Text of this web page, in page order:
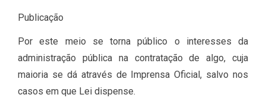
Publicação
Por este meio se torna público o interesses da
administração pública na contratação de algo, cuja
maioria se dá através de Imprensa Oficial, salvo nos
casos em que Lei dispense.